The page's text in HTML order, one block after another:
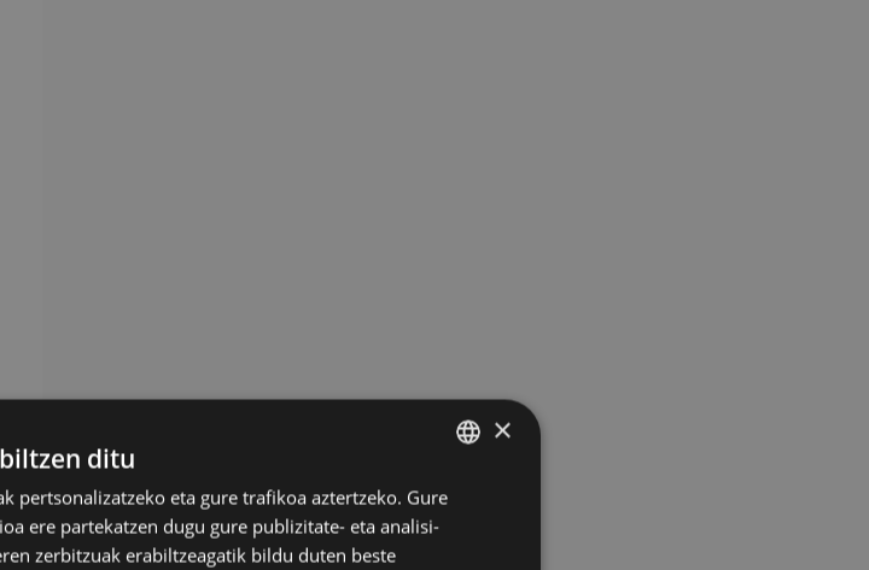
BASQUE
SPANISH
×
ditu
pertsonalizatzeko eta gure trafikoa aztertzeko. Gure
ere partekatzen dugu gure publizitate- eta analisi-
zerbitzuak erabiltzeagatik bildu duten beste